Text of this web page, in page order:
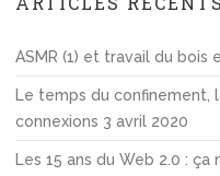
h
ASMR (1) et travail du bois
Le temps du confinement,
connexions 3 avril 2020
Les 15 ans du Web 2.0 :